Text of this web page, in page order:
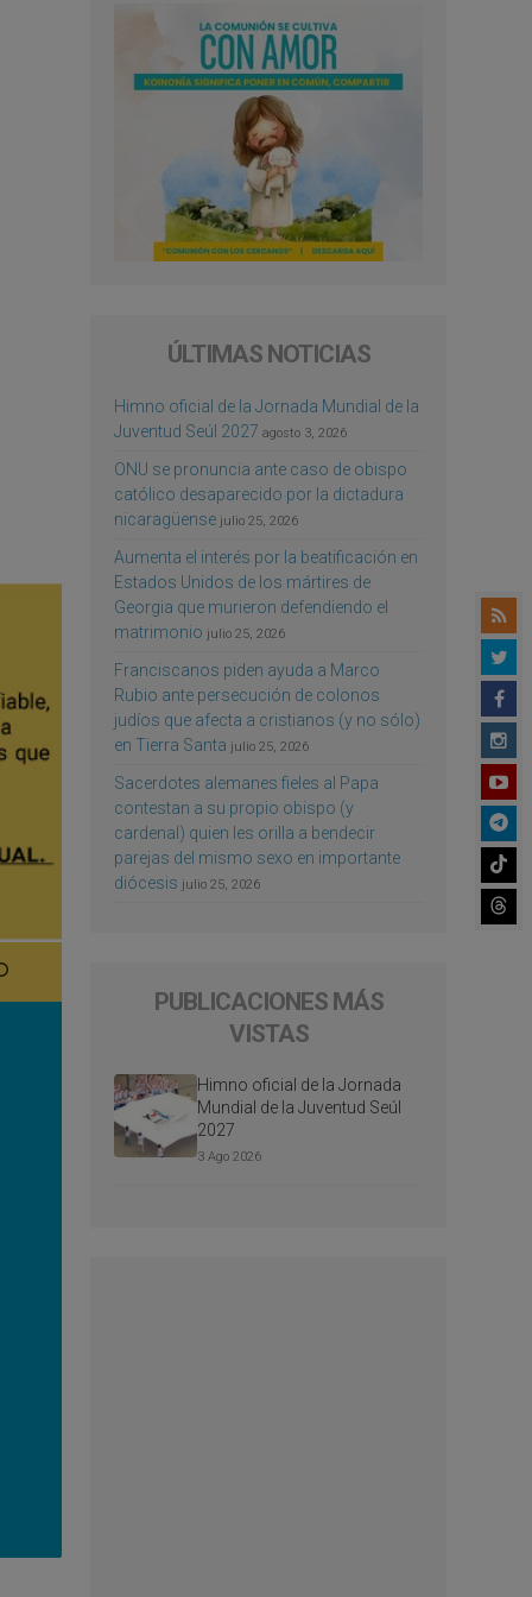
ÚLTIMAS NOTICIAS
Himno oficial de la Jornada Mundial de la
Juventud Seúl 2027 agosto 3, 2026
ONU se pronuncia ante caso de obispo
católico desaparecido por la dictadura
nicaragüense julio 25, 2026
Aumenta el interés por la beatificación en
Estados Unidos de los mártires de
Georgia que murieron defendiendo el
matrimonio julio 25, 2026
Franciscanos piden ayuda a Marco
Rubio ante persecución de colonos
judíos que afecta a cristianos (y no sólo)
en Tierra Santa julio 25, 2026
Sacerdotes alemanes fieles al Papa
contestan a su propio obispo (y
cardenal) quien les orilla a bendecir
parejas del mismo sexo en importante
diócesis julio 25, 2026
PUBLICACIONES MÁS
VISTAS
Himno oficial de la Jornada
Mundial de la Juventud Seúl
2027
3 Ago 2026